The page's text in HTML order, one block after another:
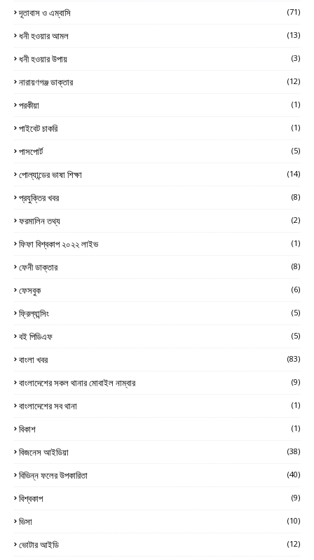
দূতাবাস ও এম্বাসি (71)
ধনী হওয়ার আমল (13)
ধনী হওয়ার উপায় (3)
নারায়ণগঞ্জ ডাক্তার (12)
পরকীয়া (1)
পাইবেট চাকরি (1)
পাসপোর্ট (5)
পোল্যান্ডের ভাষা শিক্ষা (14)
প্রযুক্তির খবর (8)
ফরমালিন তথ্য (2)
ফিফা বিশ্বকাপ ২০২২ লাইভ (1)
ফেনী ডাক্তার (8)
ফেসবুক (6)
ফ্রিল্যান্সিং (5)
বই পিডিএফ (5)
বাংলা খবর (83)
বাংলাদেশের সকল থানার মোবাইল নাম্বার (9)
বাংলাদেশের সব থানা (1)
বিকাশ (1)
বিজনেস আইডিয়া (38)
বিভিন্ন ফলের উপকারিতা (40)
বিশ্বকাপ (9)
ভিসা (10)
ভোটার আইডি (12)